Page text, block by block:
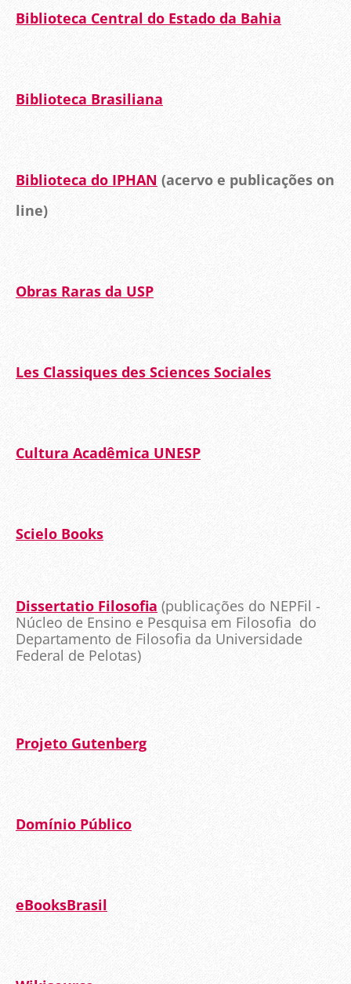
Biblioteca Central do Estado da Bahia
Biblioteca Brasiliana
Biblioteca do IPHAN (acervo e publicações on
line)
Obras Raras da USP
Les Classiques des Sciences Sociales
Cultura Acadêmica UNESP
Scielo Books
Dissertatio Filosofia (publicações do NEPFil -
Núcleo de Ensino e Pesquisa em Filosofia do
Departamento de Filosofia da Universidade
Federal de Pelotas)
Projeto Gutenberg
Domínio Público
eBooksBrasil